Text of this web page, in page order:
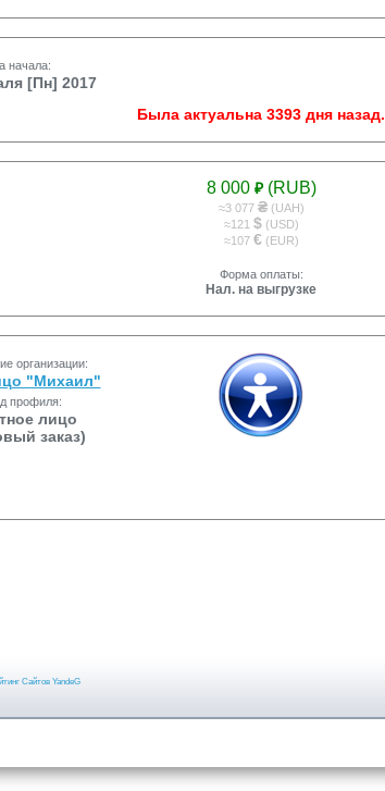
начала:
[Пн] 2017
Была актуальна 3393 дня назад.
8 000 ₽(RUB)
≈3 077 ₴(UAH)
≈121 $(USD)
≈107 €(EUR)
Форма оплаты:
Нал. на выгрузке
организации:
"Михаил"
профиля:
лицо
заказ)